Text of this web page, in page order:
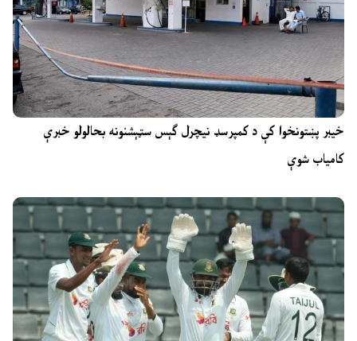
خیبر پښتونخوا کې د کمپرسډ نیچرل ګېس سټېشنونه بحالولو خبرې
کامیاب شوې